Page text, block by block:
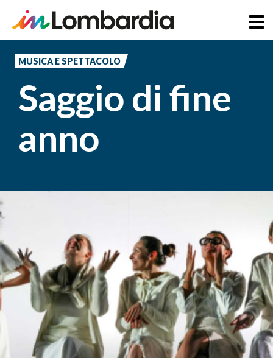
principale
MUSICA E SPETTACOLO
Saggio di fine
anno